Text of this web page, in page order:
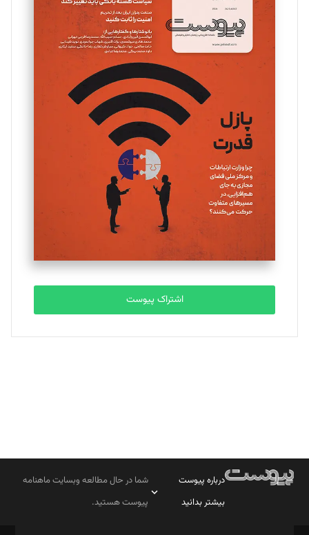
تحریریه
مینا پاکدل
یسنا امان‌پور
تحریریه
ملینا جعفری
تحریریه
مصطفی مسجدی آرانی
تحریریه
بابک نقاش
تحریریه
اشتراک پیوست
درباره پیوست
بیشتر بدانید
شما در حال مطالعه وبسایت ماهنامه
پیوست هستید.